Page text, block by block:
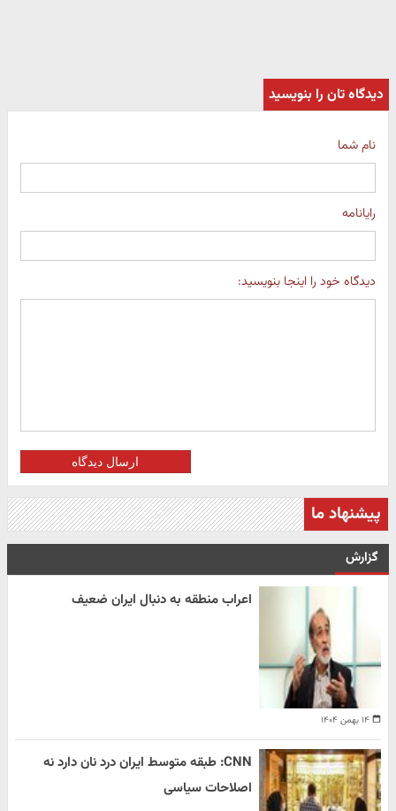
دیدگاه تان را بنویسید
نام شما
رایانامه
دیدگاه خود را اینجا بنویسید:
ارسال دیدگاه
پیشنهاد ما
گزارش
۱۴ بهمن ۱۴۰۴
اعراب منطقه به دنبال ایران ضعیف
CNN: طبقه متوسط ایران درد نان دارد نه
اصلاحات سیاسی